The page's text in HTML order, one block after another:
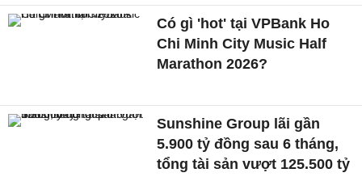
Có gì 'hot' tại VPBank Ho
Chi Minh City Music Half
Marathon 2026?
Sunshine Group lãi gần
5.900 tỷ đồng sau 6 tháng,
tổng tài sản vượt 125.500 tỷ